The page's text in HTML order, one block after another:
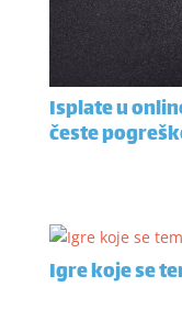
Isplate u
česte
Igre koje se